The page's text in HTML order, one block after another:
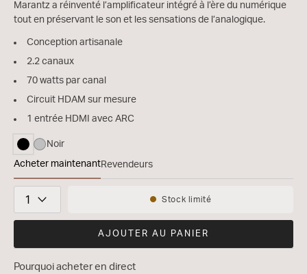
Marantz a réinventé l’amplificateur intégré à l’ère du numérique
tout en préservant le son et les sensations de l’analogique.
Conception artisanale
2.2 canaux
70 watts par canal
Circuit HDAM sur mesure
1 entrée HDMI avec ARC
sélectionné
Noir
Acheter maintenant
MODEL 40n
Revendeurs
Disponibilité:
Stock limité
AJOUTER AU PANIER
Pourquoi acheter en direct